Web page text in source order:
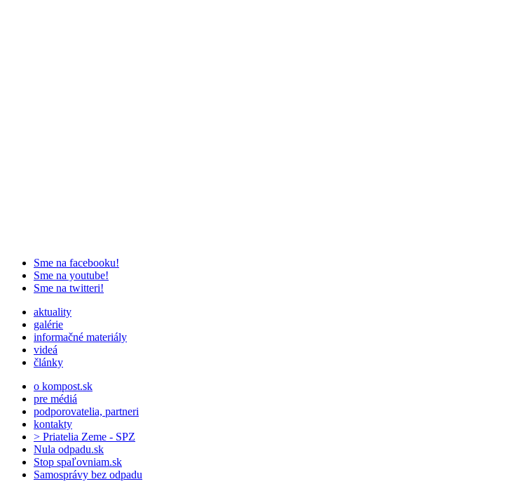
Sme na facebooku!
Sme na youtube!
Sme na twitteri!
aktuality
galérie
informačné materiály
videá
články
o kompost.sk
pre médiá
podporovatelia, partneri
kontakty
> Priatelia Zeme - SPZ
Nula odpadu.sk
Stop spaľovniam.sk
Samosprávy bez odpadu